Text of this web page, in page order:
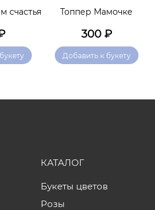
счастья Топпер Мамочке
300₽
Добавить к букету
КАТАЛОГ
Букеты цветов
Розы